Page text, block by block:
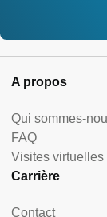
A propos
Qui sommes-
FAQ
Visites virtuelles
Carrière
Contact